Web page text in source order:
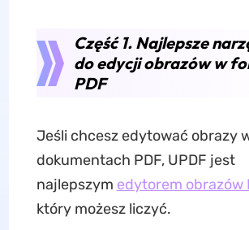
Część 1. Najlepsze
do edycji obrazów w
PDF
Jeśli chcesz edytować obrazy
dokumentach PDF, UPDF jest
najlepszym edytorem obrazów
który możesz liczyć.